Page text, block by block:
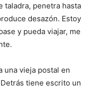
taladra, penetra hasta
desazón. Estoy
y pueda viajar, me
una vieja postal en
tiene escrito un